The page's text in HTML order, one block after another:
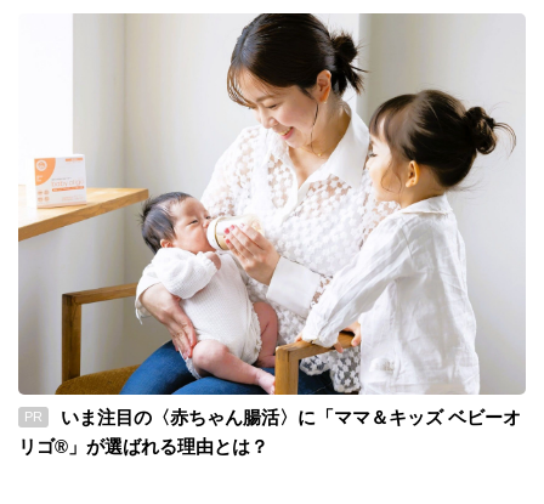
PR
いま注目の〈赤ちゃん腸活〉に「ママ＆キッズ ベビーオ
リゴ®」が選ばれる理由とは？